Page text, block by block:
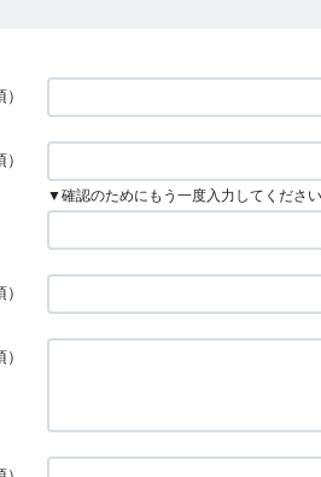
）
）
▼確認のためにもう一度入力してください
）
）